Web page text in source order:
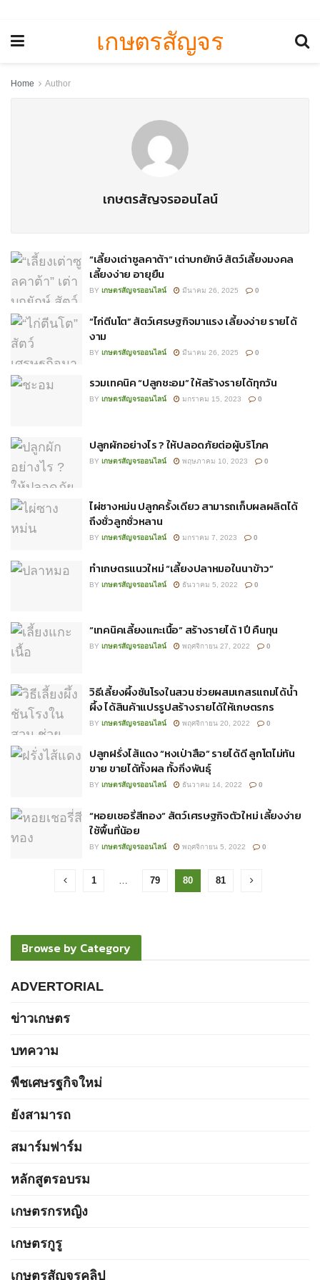
เกษตรสัญจร
Home Author
เกษตรสัญจรออนไลน์
“เลี้ยงเต่าซูลคาต้า” เต่าบกยักษ์ สัตว์เลี้ยงมงคล
เลี้ยงง่าย อายุยืน
BY เกษตรสัญจรออนไลน์ มีนาคม 26, 2025 0
“ไก่ตีนโต” สัตว์เศรษฐกิจมาแรง เลี้ยงง่าย รายได้
งาม
BY เกษตรสัญจรออนไลน์ มีนาคม 26, 2025 0
รวมเทคนิค “ปลูกชะอม” ให้สร้างรายได้ทุกวัน
BY เกษตรสัญจรออนไลน์ มกราคม 15, 2023 0
ปลูกผักอย่างไร ? ให้ปลอดภัยต่อผู้บริโภค
BY เกษตรสัญจรออนไลน์ พฤษภาคม 10, 2023 0
ไผ่ซางหม่น ปลูกครั้งเดียว สามารถเก็บผลผลิตได้
ถึงชั่วลูกชั่วหลาน
BY เกษตรสัญจรออนไลน์ มกราคม 7, 2023 0
ทำเกษตรแนวใหม่ “เลี้ยงปลาหมอในนาข้าว”
BY เกษตรสัญจรออนไลน์ ธันวาคม 5, 2022 0
“เทคนิคเลี้ยงแกะเนื้อ” สร้างรายได้ 1 ปี คืนทุน
BY เกษตรสัญจรออนไลน์ พฤศจิกายน 27, 2022 0
วิธีเลี้ยงผึ้งชันโรงในสวน ช่วยผสมเกสรแถมได้น้ำ
ผึ้ง ได้สินค้าแปรรูปสร้างรายได้ให้เกษตรกร
BY เกษตรสัญจรออนไลน์ พฤศจิกายน 20, 2022 0
ปลูกฝรั่งไส้แดง “หงเป่าสือ” รายได้ดี ลูกโตไม่ทัน
ขาย ขายได้ทั้งผล ทั้งกิ่งพันธุ์
BY เกษตรสัญจรออนไลน์ ธันวาคม 14, 2022 0
“หอยเชอรี่สีทอง” สัตว์เศรษฐกิจตัวใหม่ เลี้ยงง่าย
ใช้พื้นที่น้อย
BY เกษตรสัญจรออนไลน์ พฤศจิกายน 5, 2022 0
1 … 79 80 81
Browse by Category
ADVERTORIAL
ข่าวเกษตร
บทความ
พืชเศษรฐกิจใหม่
ยังสามารถ
สมาร์มฟาร์ม
หลักสูตรอบรม
เกษตรกรหญิง
เกษตรกูรู
เกษตรสัญจรคลิป